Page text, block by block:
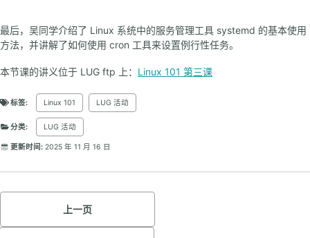
最后，吴同学介绍了 Linux 系统中的服务管理工具 systemd 的基本使用
方法，并讲解了如何使用 cron 工具来设置例行性任务。
本节课的讲义位于 LUG ftp 上： Linux 101 第三课
标签: Linux 101 LUG 活动
分类: LUG 活动
更新时间: 2025 年 11 月 16 日
上一页